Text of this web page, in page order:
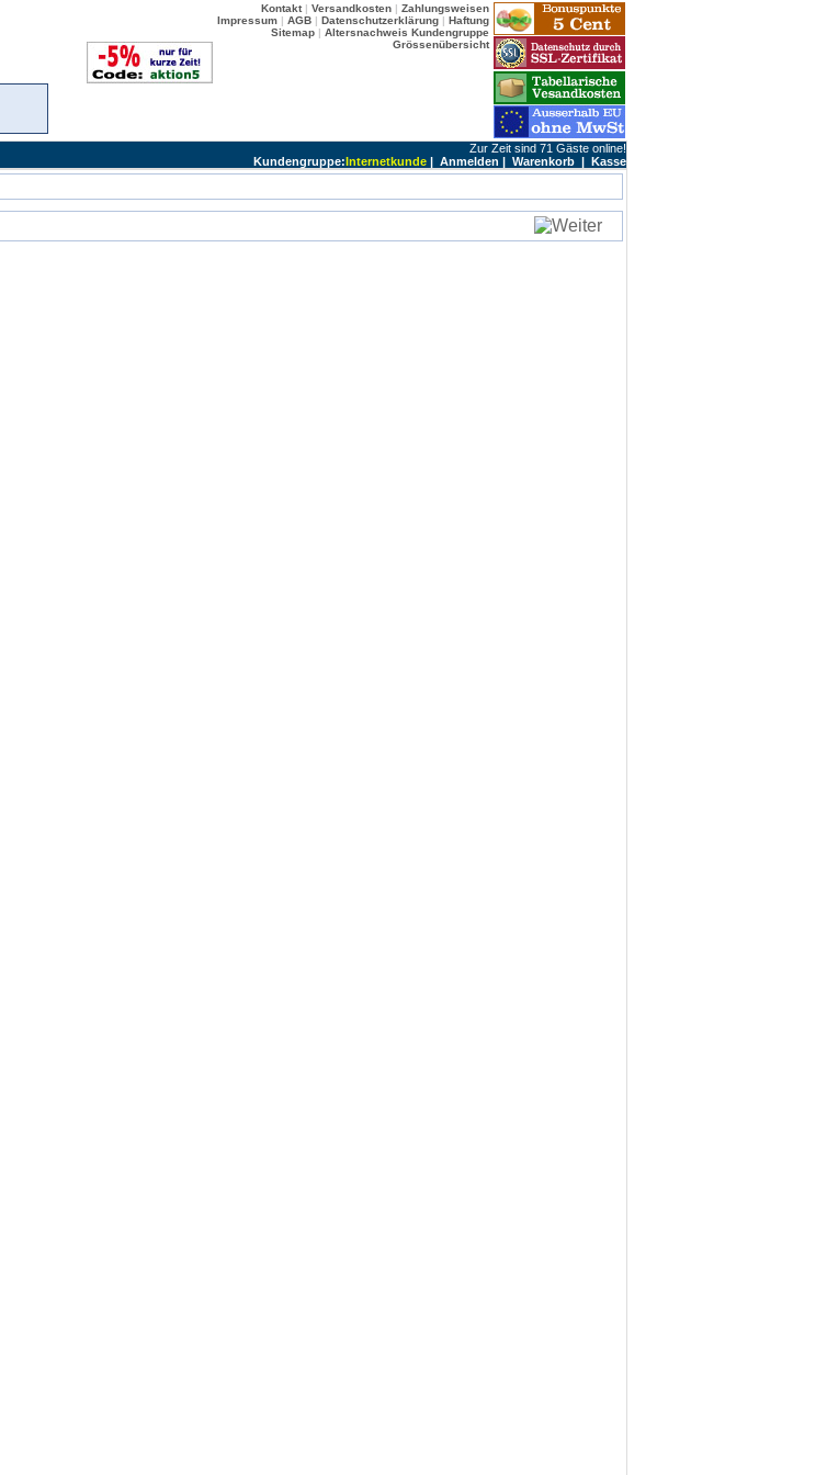
Kontakt | Versandkosten | Zahlungsweisen
Impressum | AGB | Datenschutzerklärung | Haftung
Sitemap | Altersnachweis Kundengruppe
Grössenübersicht
Zur Zeit sind 71 Gäste online!
Kundengruppe:Internetkunde | Anmelden | Warenkorb | Kasse